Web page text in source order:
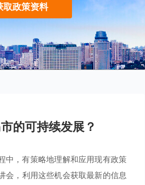
取政策资料
的可持续发展？
中，有策略地理解和应用现有政策
会，利用这些机会获取最新的信息